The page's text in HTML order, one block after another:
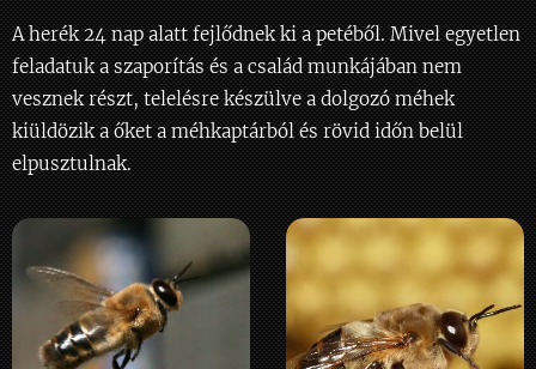
A herék 24 nap alatt fejlődnek ki a petéből. Mivel egyetlen
feladatuk a szaporítás és a család munkájában nem
vesznek részt, telelésre készülve a dolgozó méhek
kiüldözik a őket a méhkaptárból és rövid időn belül
elpusztulnak.